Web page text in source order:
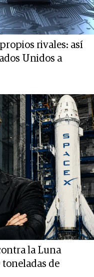
rivales: así
Unidos a
la Luna
toneladas de